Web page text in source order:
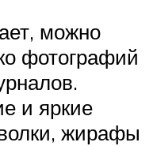
можно
фотографий
и яркие
жирафы